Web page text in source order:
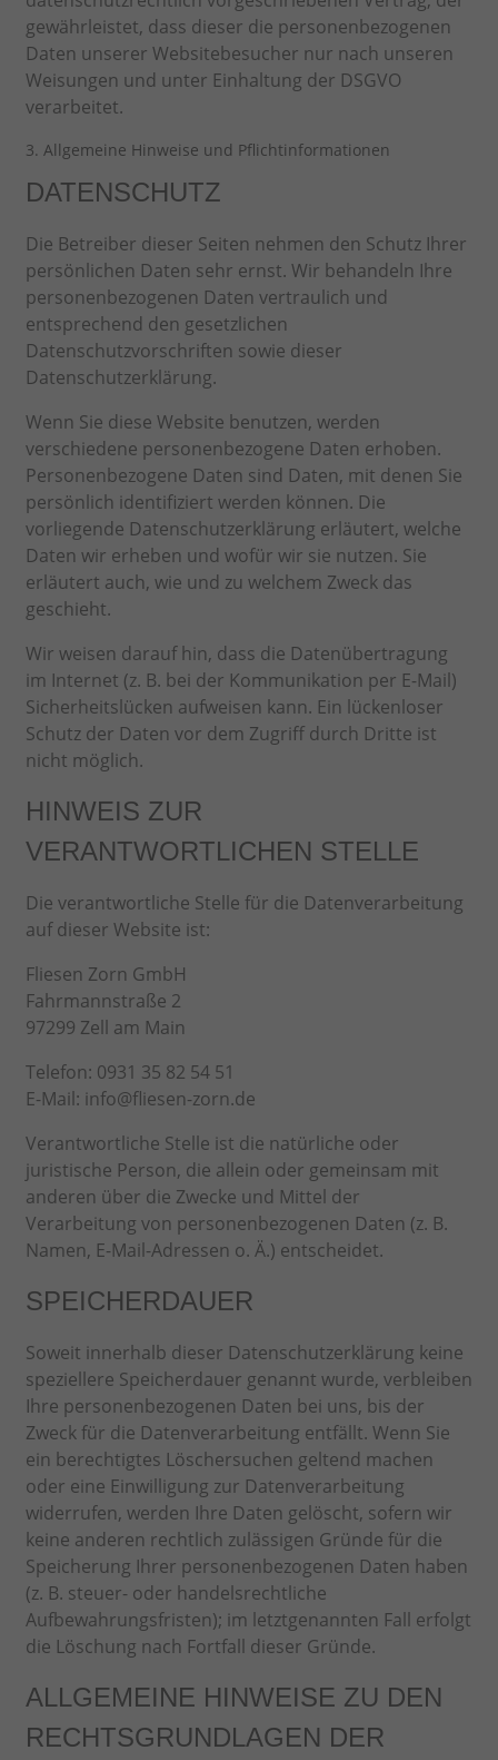
gewährleistet, dass dieser die personenbezogenen
Daten unserer Websitebesucher nur nach unseren
Weisungen und unter Einhaltung der DSGVO
verarbeitet.
3. Allgemeine Hinweise und Pflicht­informationen
DATENSCHUTZ
Die Betreiber dieser Seiten nehmen den Schutz Ihrer
persönlichen Daten sehr ernst. Wir behandeln Ihre
personenbezogenen Daten vertraulich und
entsprechend den gesetzlichen
Datenschutzvorschriften sowie dieser
Datenschutzerklärung.
Wenn Sie diese Website benutzen, werden
verschiedene personenbezogene Daten erhoben.
Personenbezogene Daten sind Daten, mit denen Sie
persönlich identifiziert werden können. Die
vorliegende Datenschutzerklärung erläutert, welche
Daten wir erheben und wofür wir sie nutzen. Sie
erläutert auch, wie und zu welchem Zweck das
geschieht.
Wir weisen darauf hin, dass die Datenübertragung
im Internet (z. B. bei der Kommunikation per E-Mail)
Sicherheitslücken aufweisen kann. Ein lückenloser
Schutz der Daten vor dem Zugriff durch Dritte ist
nicht möglich.
HINWEIS ZUR
VERANTWORTLICHEN STELLE
Die verantwortliche Stelle für die Datenverarbeitung
auf dieser Website ist:
Fliesen Zorn GmbH
Fahrmannstraße 2
97299 Zell am Main
Telefon: 0931 35 82 54 51
E-Mail: info@fliesen-zorn.de
Verantwortliche Stelle ist die natürliche oder
juristische Person, die allein oder gemeinsam mit
anderen über die Zwecke und Mittel der
Verarbeitung von personenbezogenen Daten (z. B.
Namen, E-Mail-Adressen o. Ä.) entscheidet.
SPEICHERDAUER
Soweit innerhalb dieser Datenschutzerklärung keine
speziellere Speicherdauer genannt wurde, verbleiben
Ihre personenbezogenen Daten bei uns, bis der
Zweck für die Datenverarbeitung entfällt. Wenn Sie
ein berechtigtes Löschersuchen geltend machen
oder eine Einwilligung zur Datenverarbeitung
widerrufen, werden Ihre Daten gelöscht, sofern wir
keine anderen rechtlich zulässigen Gründe für die
Speicherung Ihrer personenbezogenen Daten haben
(z. B. steuer- oder handelsrechtliche
Aufbewahrungsfristen); im letztgenannten Fall erfolgt
die Löschung nach Fortfall dieser Gründe.
ALLGEMEINE HINWEISE ZU DEN
RECHTSGRUNDLAGEN DER